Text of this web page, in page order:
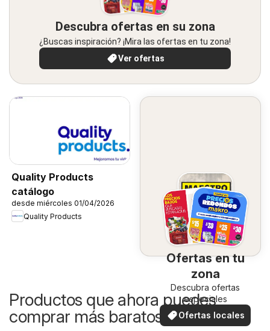
Descubra ofertas en su zona
¿Buscas inspiración? ¡Mira las ofertas en tu zona!
Ver ofertas
Quality Products
catálogo
desde miércoles 01/04/2026
Quality Products
Ofertas en tu
zona
Descubra ofertas
especiales
Ofertas locales
Productos que ahora puedes
comprar más baratos